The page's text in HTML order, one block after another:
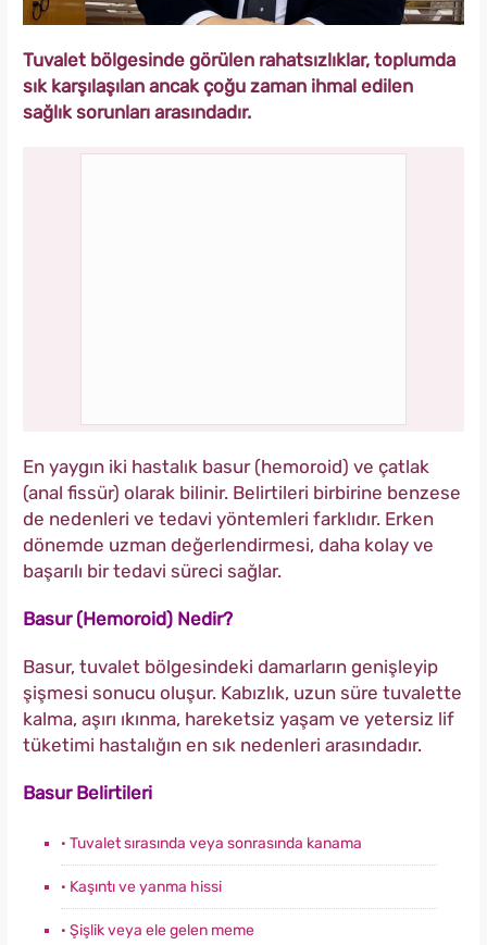
Tuvalet bölgesinde görülen rahatsızlıklar, toplumda
sık karşılaşılan ancak çoğu zaman ihmal edilen
sağlık sorunları arasındadır.
En yaygın iki hastalık basur (hemoroid) ve çatlak
(anal fissür) olarak bilinir. Belirtileri birbirine benzese
de nedenleri ve tedavi yöntemleri farklıdır. Erken
dönemde uzman değerlendirmesi, daha kolay ve
başarılı bir tedavi süreci sağlar.
Basur (Hemoroid) Nedir?
Basur, tuvalet bölgesindeki damarların genişleyip
şişmesi sonucu oluşur. Kabızlık, uzun süre tuvalette
kalma, aşırı ıkınma, hareketsiz yaşam ve yetersiz lif
tüketimi hastalığın en sık nedenleri arasındadır.
Basur Belirtileri
· Tuvalet sırasında veya sonrasında kanama
· Kaşıntı ve yanma hissi
· Şişlik veya ele gelen meme